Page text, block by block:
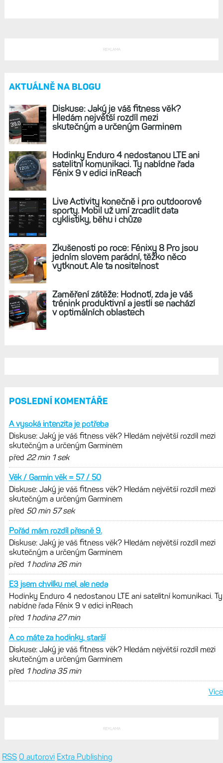
REKLAMA
AKTUÁLNĚ NA BLOGU
Diskuse: Jaký je váš fitness věk?
Hledám největší rozdíl mezi
skutečným a určeným Garminem
Hodinky Enduro 4 nedostanou LTE ani
satelitní komunikaci. Ty nabídne řada
Fénix 9 v edici inReach
Live Activity konečně i pro outdoorové
sporty. Mobil už umí zrcadlit data
cyklistiky, běhu i chůze
Zkušenosti po roce: Fénixy 8 Pro jsou
jedním slovem parádní, těžko něco
vytknout. Ale ta nositelnost
Zaměření zátěže: Hodnotí, zda je váš
trénink produktivní a jestli se nachází
v optimálních oblastech
POSLEDNÍ KOMENTÁŘE
A vysoká intenzita je potřeba
Diskuse: Jaký je váš fitness věk? Hledám největší rozdíl mezi
skutečným a určeným Garminem
před 22 min 1 sek
Věk / Garmin věk = 57 / 50
Diskuse: Jaký je váš fitness věk? Hledám největší rozdíl mezi
skutečným a určeným Garminem
před 50 min 57 sek
Pořád mám rozdíl přesně 9.
Diskuse: Jaký je váš fitness věk? Hledám největší rozdíl mezi
skutečným a určeným Garminem
před 1 hodina 26 min
E3 jsem chvilku mel, ale neda
Hodinky Enduro 4 nedostanou LTE ani satelitní komunikaci. Ty
nabídne řada Fénix 9 v edici inReach
před 1 hodina 27 min
A co máte za hodinky, starší
Diskuse: Jaký je váš fitness věk? Hledám největší rozdíl mezi
skutečným a určeným Garminem
před 1 hodina 35 min
Více
REKLAMA
RSS O autorovi Extra Publishing